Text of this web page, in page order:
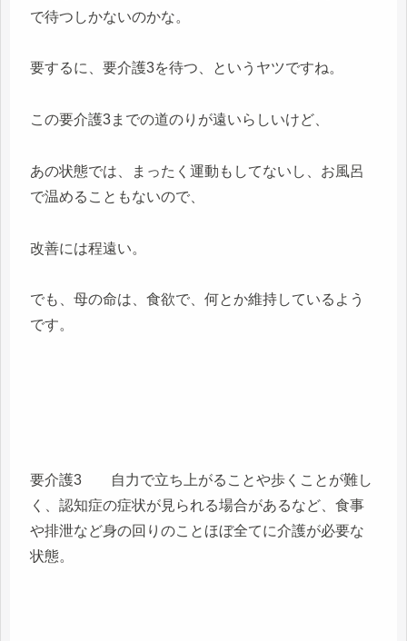
で待つしかないのかな。
要するに、要介護3を待つ、というヤツですね。
この要介護3までの道のりが遠いらしいけど、
あの状態では、まったく運動もしてないし、お風呂
で温めることもないので、
改善には程遠い。
でも、母の命は、食欲で、何とか維持しているよう
です。
要介護3 自力で立ち上がることや歩くことが難し
く、認知症の症状が見られる場合があるなど、食事
や排泄など身の回りのことほぼ全てに介護が必要な
状態。